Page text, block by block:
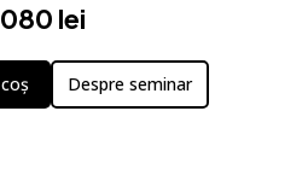
lei
Despre seminar